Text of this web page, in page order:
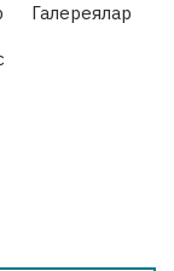
Галереялар